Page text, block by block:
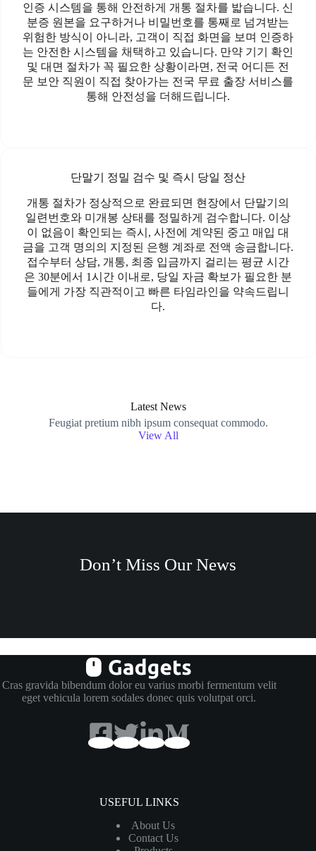
인증 시스템을 통해 안전하게 개통 절차를 밟습니다. 신
분증 원본을 요구하거나 비밀번호를 통째로 넘겨받는
위험한 방식이 아니라, 고객이 직접 화면을 보며 인증하
는 안전한 시스템을 채택하고 있습니다. 만약 기기 확인
및 대면 절차가 꼭 필요한 상황이라면, 전국 어디든 전
문 보안 직원이 직접 찾아가는 전국 무료 출장 서비스를
통해 안전성을 더해드립니다.
단말기 정밀 검수 및 즉시 당일 정산
개통 절차가 정상적으로 완료되면 현장에서 단말기의
일련번호와 미개봉 상태를 정밀하게 검수합니다. 이상
이 없음이 확인되는 즉시, 사전에 계약된 중고 매입 대
금을 고객 명의의 지정된 은행 계좌로 전액 송금합니다.
접수부터 상담, 개통, 최종 입금까지 걸리는 평균 시간
은 30분에서 1시간 이내로, 당일 자금 확보가 필요한 분
들에게 가장 직관적이고 빠른 타임라인을 약속드립니
다.
Latest News
Feugiat pretium nibh ipsum consequat commodo.
View All
Don’t Miss Our News
Cras gravida bibendum dolor eu varius morbi fermentum velit
eget vehicula lorem sodales donec quis volutpat orci.
USEFUL LINKS
About Us
Contact Us